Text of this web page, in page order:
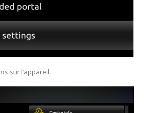
sur l’appareil.